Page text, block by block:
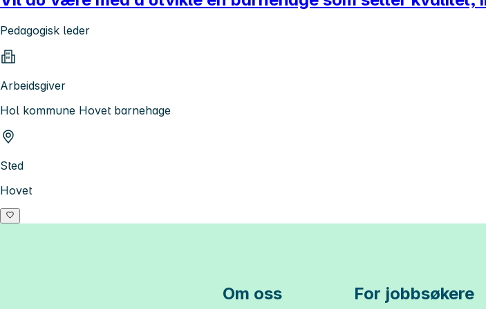
Pedagogisk leder
Arbeidsgiver
Hol kommune Hovet barnehage
Sted
Hovet
Om oss For jobbsøkere